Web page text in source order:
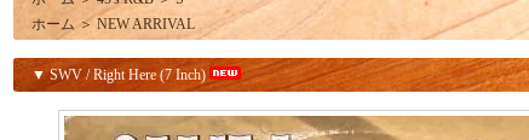
ホーム ＞ NEW ARRIVAL
▼ SWV / Right Here (7 Inch)